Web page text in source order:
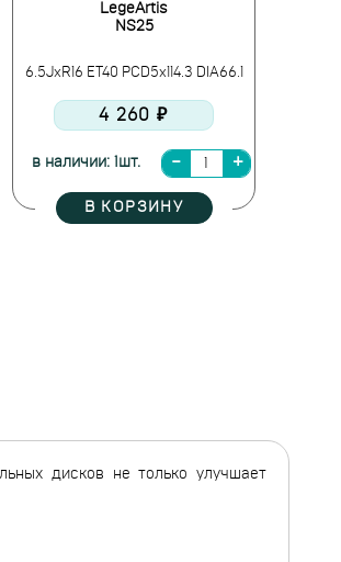
LegeArtis
NS25
6.5JxR16 ET40 PCD5x114.3 DIA66.1
4 260 ₽
в наличии: 1шт.
В КОРЗИНУ
дисков не только улучшает